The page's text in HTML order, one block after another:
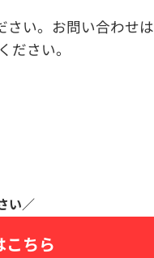
さい。お問い合わせは
ださい。
こちら